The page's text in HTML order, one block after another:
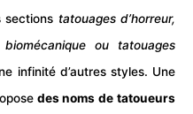
sections tatouages d’horreur,
ou tatouages
infinité d’autres styles. Une
des noms de tatoueurs